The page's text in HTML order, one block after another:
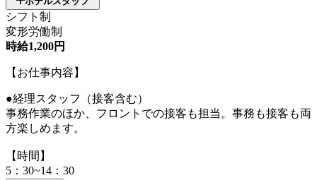
シフト制
変形労働制
時給1,200円
【お仕事内容】
●経理スタッフ（接客含む）
事務作業のほか、フロントでの接客も担当。事務も接客も両
方楽しめます。
【時間】
5：30~14：30